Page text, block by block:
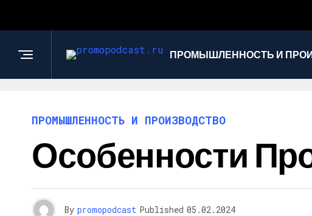
ПРОМЫШЛЕННОСТЬ И
ПРОМЫШЛЕННОСТЬ И ПРОИЗВОДСТВО
Особенности
By promopodcast Published 05.02.2024